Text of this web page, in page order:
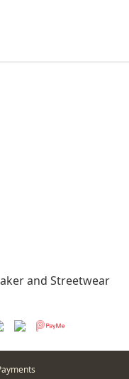
and Streetwear